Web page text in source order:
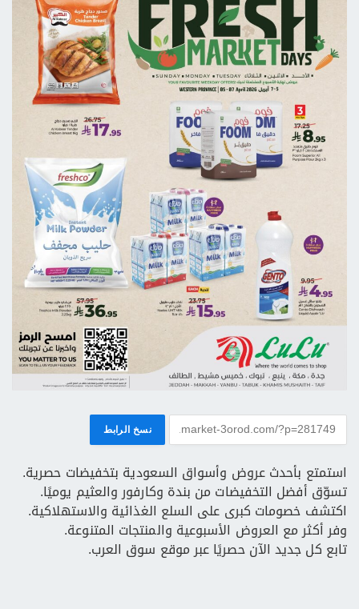
نسخ الرابط
استمتع بأحدث عروض وأسواق السعودية بتخفيضات حصرية.
تسوّق أفضل التخفيضات من بندة وكارفور والعثيم يوميًا.
اكتشف خصومات كبرى على السلع الغذائية والاستهلاكية.
وفر أكثر مع العروض الأسبوعية والمنتجات المتنوعة.
تابع كل جديد الآن حصريًا عبر موقع سوق العرب.